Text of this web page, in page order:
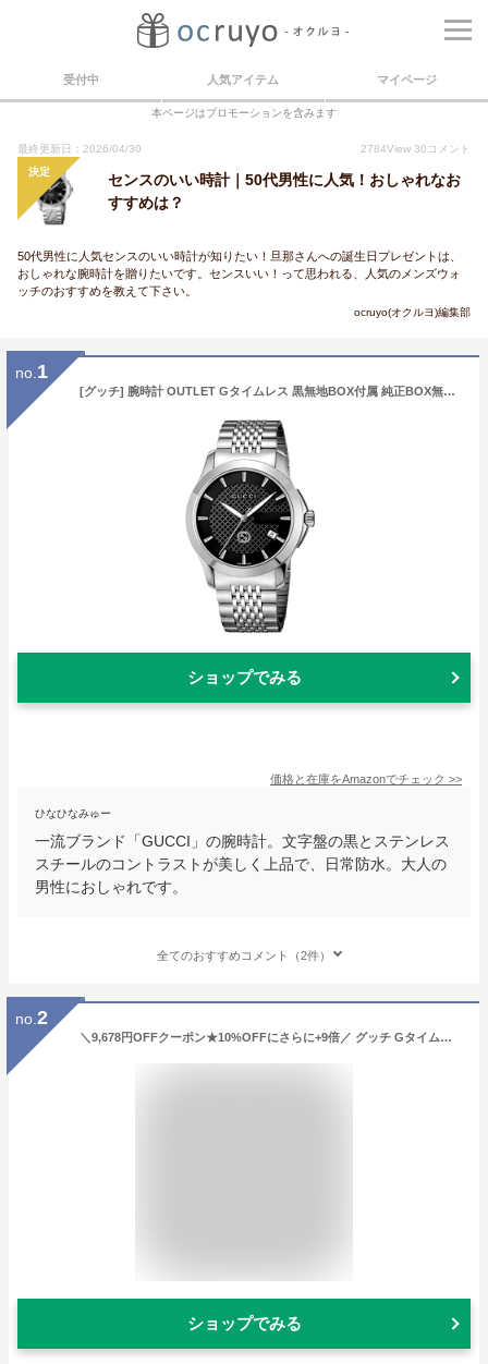
受付中 人気アイテム マイページ
本ページはプロモーションを含みます
最終更新日：2026/04/30 2784View 30 コメント
決定
センスのいい時計｜50代男性に人気！おしゃれなお
すすめは？
50代男性に人気センスのいい時計が知りたい！旦那さんへの誕生日プレゼントは、
おしゃれな腕時計を贈りたいです。センスいい！って思われる、人気のメンズウォ
ッチのおすすめを教えて下さい。
ocruyo(オクルヨ)編集部
no. 1
[グッチ] 腕時計 OUTLET Gタイムレス 黒無地BOX付属 純正BOX無し 正規保証 ブラック ステンレススチール サファイヤガラス クォーツ 38MM 日常生活防水 スイス Watch YA1264106 メンズ シルバー [並行輸入品]
ショップでみる
価格と在庫をAmazonでチェック >>
ひなひなみゅー
一流ブランド「GUCCI」の腕時計。文字盤の黒とステンレス
スチールのコントラストが美しく上品で、日常防水。大人の
男性におしゃれです。
全てのおすすめコメント（2件）
no. 2
＼9,678円OFFクーポン★10%OFFにさらに+9倍／ グッチ Gタイムレス クオーツ 腕時計 ブランド メンズ GUCCI YA126371 アナログ ブルー スイス製 記念品 プレゼント ギフト
ショップでみる